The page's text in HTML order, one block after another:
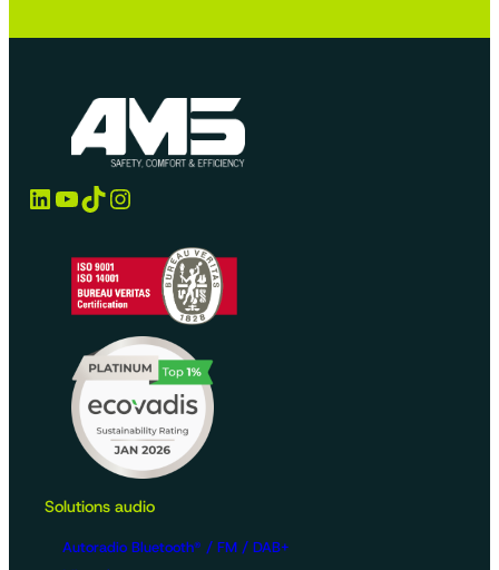
LinkedIn YouTube TikTok Instagram
Solutions audio
Autoradio Bluetooth® / FM / DAB+